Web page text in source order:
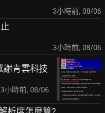
3小時前, 08/06
3小時前, 08/06
謝青雲科技
3小時前, 08/06